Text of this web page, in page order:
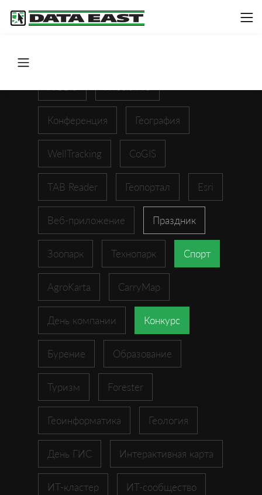
Конференция География
WellTracking CoGIS
TAB Reader Геопортал Esri
Веб-приложение Праздник
Зоопарк Технопарк Спорт
AgroKarta CarryMap
День компании Конкурс
Бурение Образование
Туризм Forester
Геоинформатика Геология
День ГИС Интерактивная карта
ИТ-кластер ИТ-сообщество